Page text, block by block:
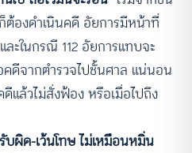
ต้องดำเนินคดี อัยการมีหน้าที่
ะในกรณี 112 อัยการแทบจะ
ดีจากตำรวจไปชั้นศาล แน่นอน
แล้วไม่สั่งฟ้อง หรือเมื่อไปถึง
บผิด-เว้นโทษ ไม่เหมือนหมิ่น